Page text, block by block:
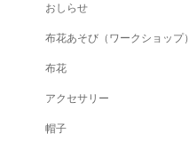
おしらせ
布花あそび（ワークショップ）
布花
アクセサリー
帽子